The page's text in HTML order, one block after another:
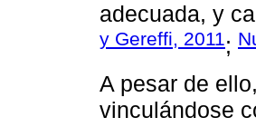
adecuada, y
y Gereffi, 2011 ;
A pesar de
vinculándose